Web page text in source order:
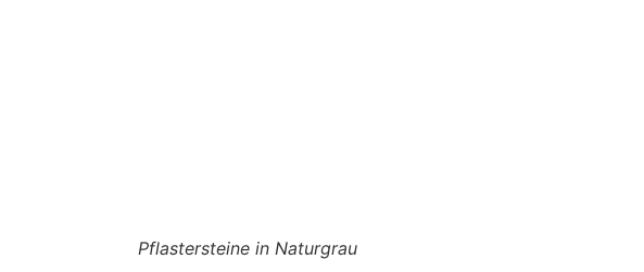
Pflastersteine in Naturgrau